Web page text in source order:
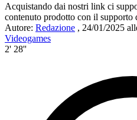
Acquistando dai nostri link ci
contenuto prodotto con il supporto
Autore: Redazione , 24/01/2025
Videogames
2' 28''